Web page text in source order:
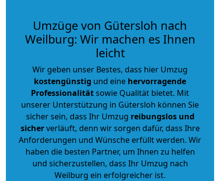
Umzüge von Gütersloh nach
Weilburg: Wir machen es Ihnen
leicht
Wir geben unser Bestes, dass hier Umzug
kostengünstig und eine hervorragende
Professionalitätsowie Qualität bietet. Mit
unserer Unterstützung in Gütersloh können Sie
sicher sein, dass Ihr Umzug reibungslos und
sicherverläuft, denn wir sorgen dafür, dass Ihre
Anforderungen und Wünsche erfüllt werden. Wir
haben die besten Partner, um Ihnen zu helfen
und sicherzustellen, dass Ihr Umzug nach
Weilburg ein erfolgreicher ist.